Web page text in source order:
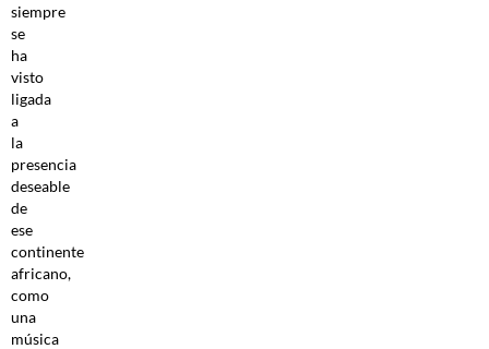
siempre
se
ha
visto
ligada
a
la
presencia
deseable
de
ese
continente
africano,
como
una
música